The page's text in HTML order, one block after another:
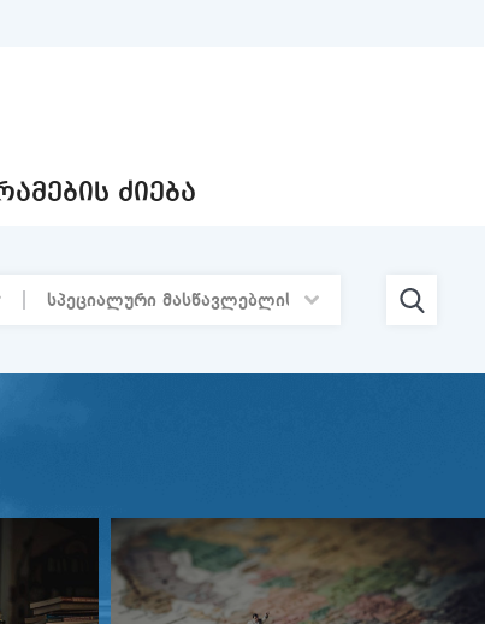
2
22/07
ᲫᲘᲔᲑᲐ